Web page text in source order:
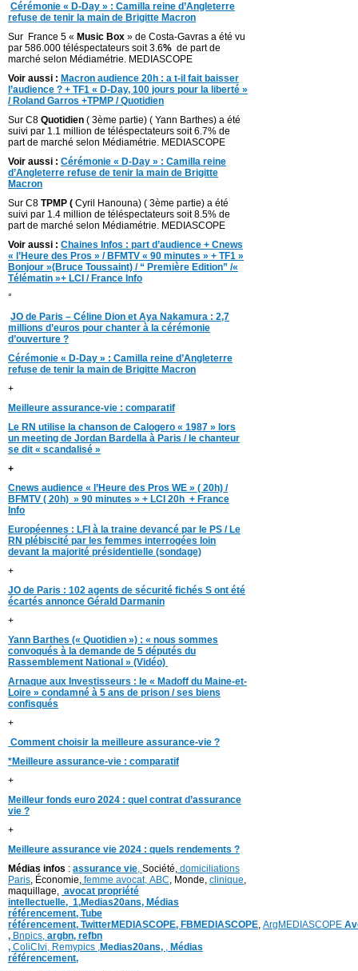
Cérémonie « D-Day » : Camilla reine d’Angleterre
refuse de tenir la main de Brigitte Macron
Sur France 5 « Music Box » de Costa-Gavras a été vu
par 586.000 téléspectateurs soit 3.6% de part de
marché selon Médiamétrie. MEDIASCOPE
Voir aussi : Macron audience 20h : a t-il fait baisser
l’audience ? + TF1 « D-Day, 100 jours pour la liberté »
/ Roland Garros +TPMP / Quotidien
Sur C8 Quotidien ( 3ème partie) ( Yann Barthes) a été
suivi par 1.1 million de téléspectateurs soit 6.7% de
part de marché selon Médiamétrie. MEDIASCOPE
Voir aussi : Cérémonie « D-Day » : Camilla reine
d’Angleterre refuse de tenir la main de Brigitte
Macron
Sur C8 TPMP ( Cyril Hanouna) ( 3ème partie) a été
suivi par 1.4 million de téléspectateurs soit 8.5% de
part de marché selon Médiamétrie. MEDIASCOPE
Voir aussi : Chaines Infos : part d’audience + Cnews
« l’Heure des Pros » / BFMTV « 90 minutes » + TF1 »
Bonjour »(Bruce Toussaint) / “ Première Edition” /«
Télématin »+ LCI / France Info
°
JO de Paris – Céline Dion et Aya Nakamura : 2,7
millions d’euros pour chanter à la cérémonie
d’ouverture ?
Cérémonie « D-Day » : Camilla reine d’Angleterre
refuse de tenir la main de Brigitte Macron
+
Meilleure assurance-vie : comparatif
Le RN utilise la chanson de Calogero « 1987 » lors
un meeting de Jordan Bardella à Paris / le chanteur
se dit « scandalisé »
+
Cnews audience « l’Heure des Pros WE » ( 20h) /
BFMTV ( 20h) » 90 minutes » + LCI 20h + France
Info
Européennes : LFI à la traine devancé par le PS / Le
RN plébiscité par les femmes interrogées loin
devant la majorité présidentielle (sondage)
+
JO de Paris : 102 agents de sécurité fichés S ont été
écartés annonce Gérald Darmanin
+
Yann Barthes (« Quotidien ») : « nous sommes
convoqués à la demande de 5 députés du
Rassemblement National » (Vidéo)
Arnaque aux Investisseurs : le « Madoff du Maine-et-
Loire » condamné à 5 ans de prison / ses biens
confisqués
+
Comment choisir la meilleure assurance-vie ?
*Meilleure assurance-vie : comparatif
+
Meilleur fonds euro 2024 : quel contrat d’assurance
vie ?
+
Meilleure assurance vie 2024 : quels rendements ?
Médias infos : assurance vie, Société, domiciliations
Paris, Économie, femme avocat, ABC, Monde, clinique,
maquillage, avocat propriété
intellectuelle, 1,Medias20ans, Médias
référencement, Tube
référencement, TwitterMEDIASCOPE, FBMEDIASCOPE, ArgMEDIASCOPE
, Bnpics, argbn, refbn
, ColiCIvi, Remypics ,Medias20ans, , Médias
référencement,